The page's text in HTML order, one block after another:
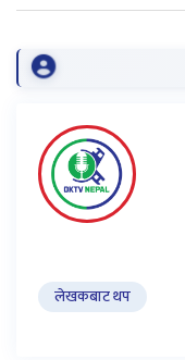
लेखकबाट थप